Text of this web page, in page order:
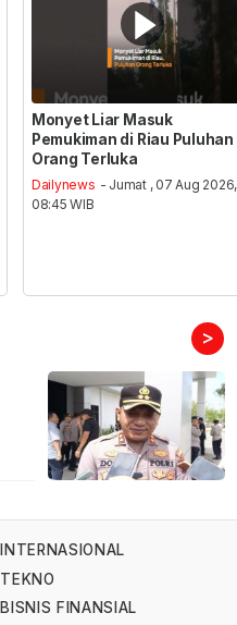
Monyet Liar Masuk
Pemukiman di Riau Puluhan
Orang Terluka
Dailynews - Jumat , 07 Aug 2026,
08:45 WIB
>
INTERNASIONAL
TEKNO
BISNIS FINANSIAL